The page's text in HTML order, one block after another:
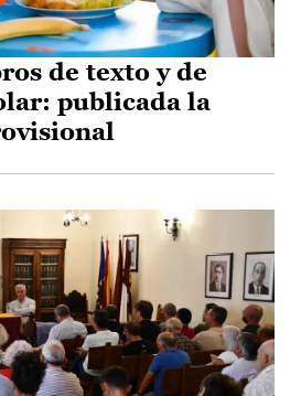
de texto y de
publicada la